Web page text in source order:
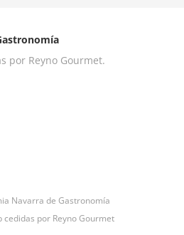
por Reyno Gourmet.
Navarra de Gastronomía
cedidas por Reyno Gourmet